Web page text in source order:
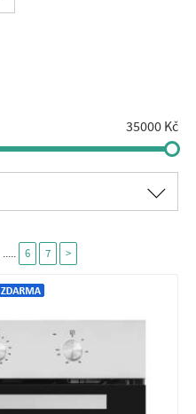
35000 Kč
∟
..... 6 7 >